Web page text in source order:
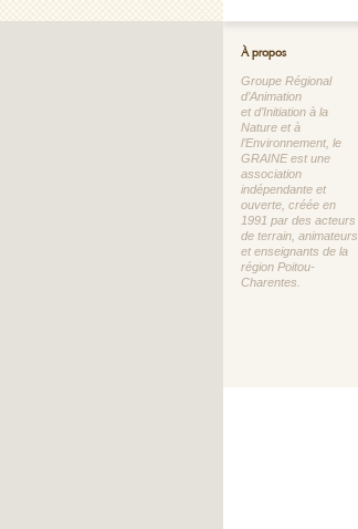
À propos
Groupe Régional
d’Animation
et d’Initiation à la
Nature et à
l’Environnement, le
GRAINE est une
association
indépendante et
ouverte, créée en
1991 par des acteurs
de terrain, animateurs
et enseignants de la
région Poitou-
Charentes.